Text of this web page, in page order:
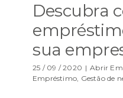
Descubra
sua
25 / 09 / 2020 | Abrir
Empréstimo, Gestão de